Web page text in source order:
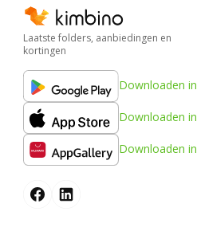
Laatste folders, aanbiedingen en
kortingen
Downloaden in
Downloaden in
Downloaden in